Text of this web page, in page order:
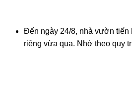
Đến ngày 24/8, nhà vườn tiến
riêng vừa qua. Nhờ theo quy